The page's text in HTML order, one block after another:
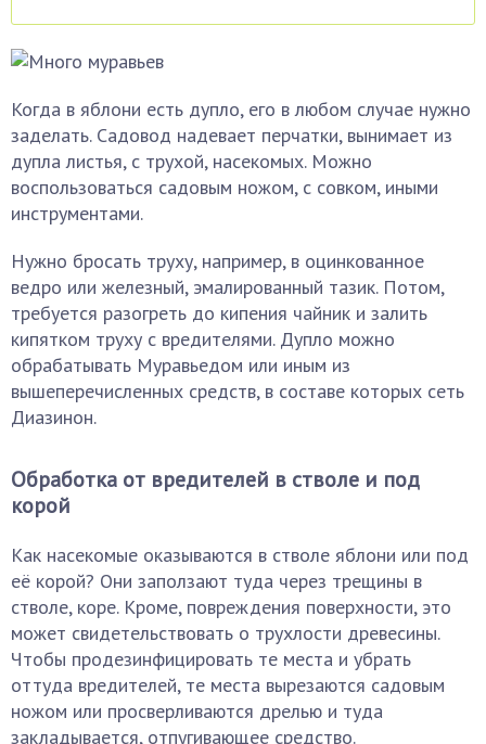
Когда в яблони есть дупло, его в любом случае нужно
заделать. Садовод надевает перчатки, вынимает из
дупла листья, с трухой, насекомых. Можно
воспользоваться садовым ножом, с совком, иными
инструментами.
Нужно бросать труху, например, в оцинкованное
ведро или железный, эмалированный тазик. Потом,
требуется разогреть до кипения чайник и залить
кипятком труху с вредителями. Дупло можно
обрабатывать Муравьедом или иным из
вышеперечисленных средств, в составе которых сеть
Диазинон.
Обработка от вредителей в стволе и под
корой
Как насекомые оказываются в стволе яблони или под
её корой? Они заползают туда через трещины в
стволе, коре. Кроме, повреждения поверхности, это
может свидетельствовать о трухлости древесины.
Чтобы продезинфицировать те места и убрать
оттуда вредителей, те места вырезаются садовым
ножом или просверливаются дрелью и туда
закладывается, отпугивающее средство.